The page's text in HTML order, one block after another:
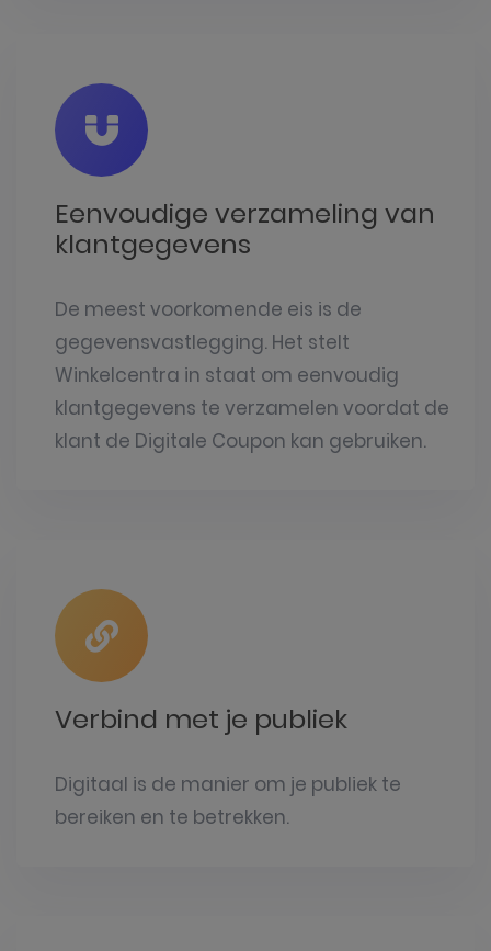
Eenvoudige verzameling van
klantgegevens
De meest voorkomende eis is de
gegevensvastlegging. Het stelt
Winkelcentra in staat om eenvoudig
klantgegevens te verzamelen voordat de
klant de Digitale Coupon kan gebruiken.
Verbind met je publiek
Digitaal is de manier om je publiek te
bereiken en te betrekken.